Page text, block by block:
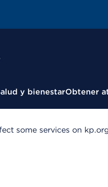
y bienestarObtener
some services on